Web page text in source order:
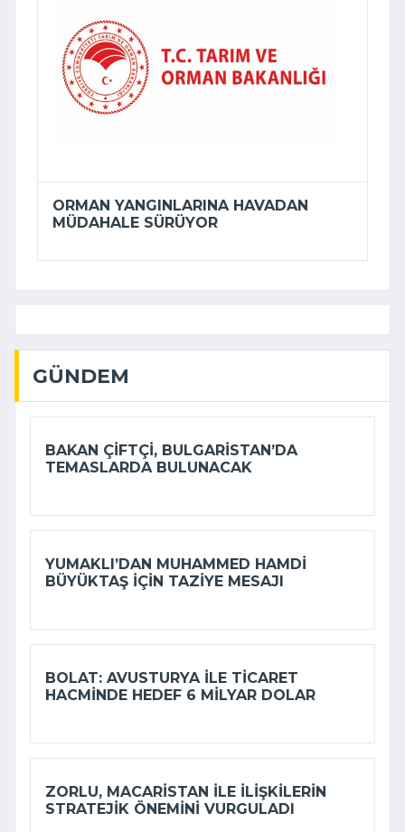
ORMAN YANGINLARINA HAVADAN
MÜDAHALE SÜRÜYOR
GÜNDEM
BAKAN ÇIFTÇI, BULGARISTAN’DA
TEMASLARDA BULUNACAK
YUMAKLI’DAN MUHAMMED HAMDI
BÜYÜKTAŞ IÇIN TAZIYE MESAJI
BOLAT: AVUSTURYA ILE TICARET
HACMINDE HEDEF 6 MILYAR DOLAR
ZORLU, MACARISTAN ILE ILIŞKILERIN
STRATEJIK ÖNEMINI VURGULADI